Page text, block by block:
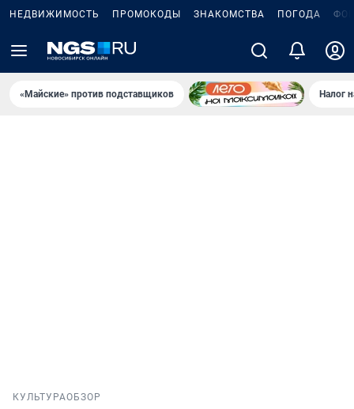
НЕДВИЖИМОСТЬ ПРОМОКОДЫ ЗНАКОМСТВА ПОГОДА
«Майские» против подставщиков Налог
КУЛЬТУРАОБЗОР